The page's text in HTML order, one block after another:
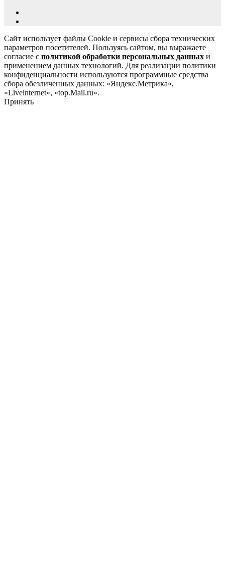
Сайт использует файлы Cookie и сервисы сбора технических
параметров посетителей. Пользуясь сайтом, вы выражаете
согласие с политикой обработки персональных данных и
применением данных технологий. Для реализации политики
конфиденциальности используются программные средства
сбора обезличенных данных: «Яндекс.Метрика»,
«Liveinternet», «top.Mail.ru».
Принять